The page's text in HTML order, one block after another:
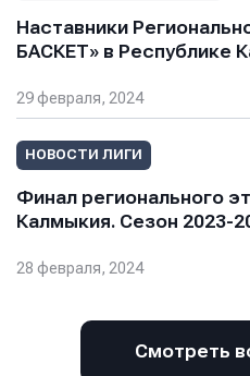
Наставники
БАСКЕТ» в Республике
29 февраля, 2024
НОВОСТИ ЛИГИ
Финал регионального
Калмыкия. Сезон 2023-
28 февраля, 2024
Смотреть